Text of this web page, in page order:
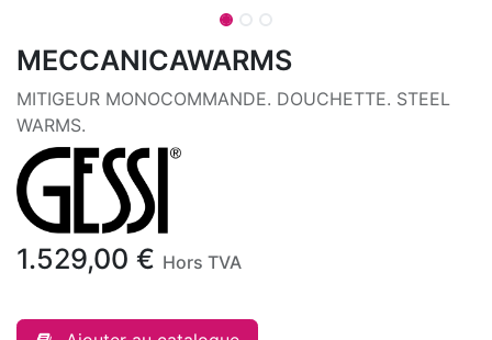
MECCANICAWARMS
MITIGEUR MONOCOMMANDE. DOUCHETTE. STEEL
WARMS.
1.529,00 € Hors TVA